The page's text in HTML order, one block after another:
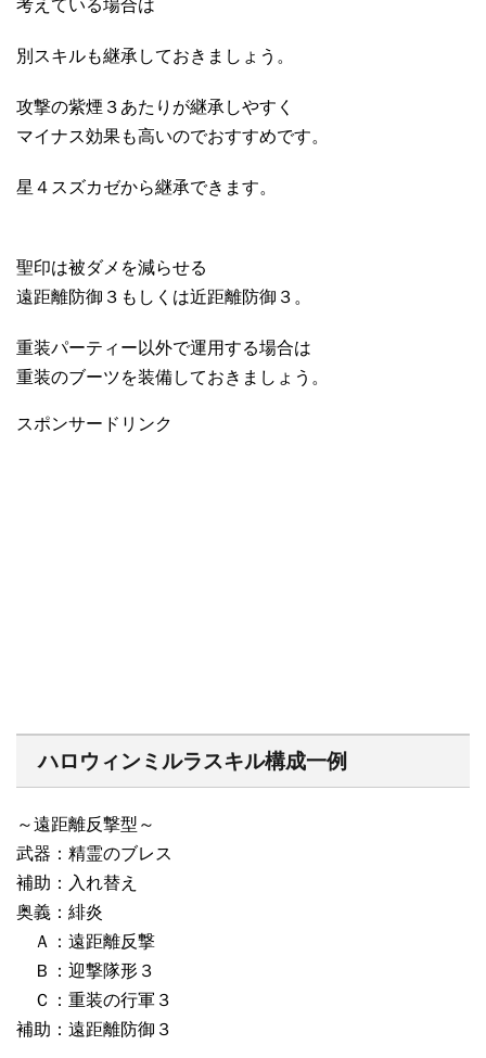
考えている場合は
別スキルも継承しておきましょう。
攻撃の紫煙３あたりが継承しやすく
マイナス効果も高いのでおすすめです。
星４スズカゼから継承できます。
聖印は被ダメを減らせる
遠距離防御３もしくは近距離防御３。
重装パーティー以外で運用する場合は
重装のブーツを装備しておきましょう。
スポンサードリンク
ハロウィンミルラスキル構成一例
～遠距離反撃型～
武器：精霊のブレス
補助：入れ替え
奥義：緋炎
Ａ：遠距離反撃
Ｂ：迎撃隊形３
Ｃ：重装の行軍３
補助：遠距離防御３